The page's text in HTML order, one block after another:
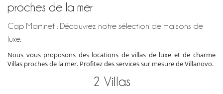
proches de la mer
Cap Martinet : Découvrez notre sélection de maisons de
luxe.
Nous vous proposons des locations de villas de luxe et de charme
Villas proches de la mer. Profitez des services sur mesure de Villanovo.
2 Villas